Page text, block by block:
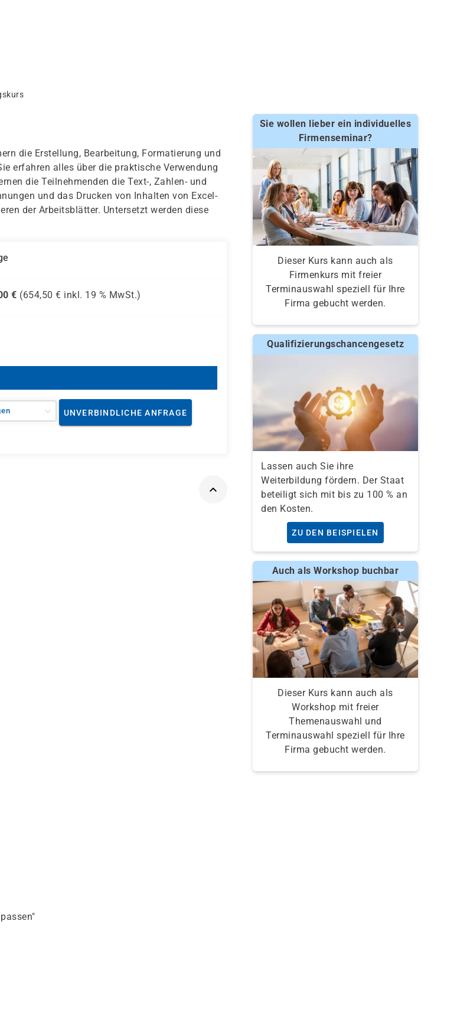
die Erstellung, Bearbeitung, Formatierung und
erfahren alles über die praktische Verwendung
die Teilnehmenden die Text-, Zahlen- und
und das Drucken von Inhalten von Excel-
der Arbeitsblätter. Untersetzt werden diese
€ (654,50 € inkl. 19 % MwSt.)
UNVERBINDLICHE ANFRAGE
Sie wollen lieber ein individuelles
Firmenseminar?
Dieser Kurs kann auch als
Firmenkurs mit freier
Terminauswahl speziell für Ihre
Firma gebucht werden.
Qualifizierungschancengesetz
Lassen auch Sie ihre
Weiterbildung fördern. Der Staat
beteiligt sich mit bis zu 100 % an
den Kosten.
ZU DEN BEISPIELEN
Auch als Workshop buchbar
Dieser Kurs kann auch als
Workshop mit freier
Themenauswahl und
Terminauswahl speziell für Ihre
Firma gebucht werden.